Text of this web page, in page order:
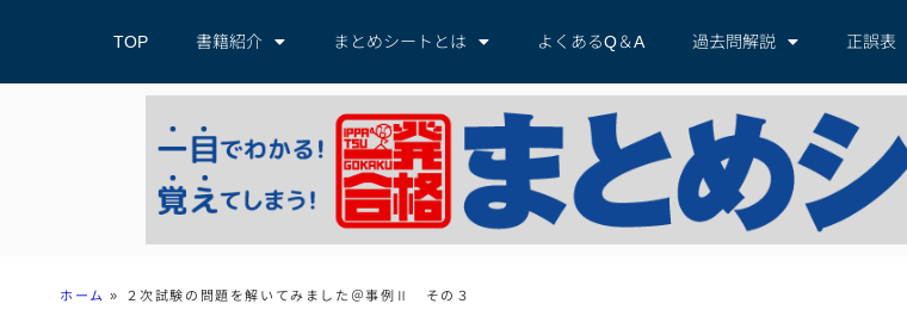
TOP 書籍紹介 まとめシートとは よくあるQ＆A 過去問解説 正誤表
ホーム » ２次試験の問題を解いてみました＠事例Ⅱ その３